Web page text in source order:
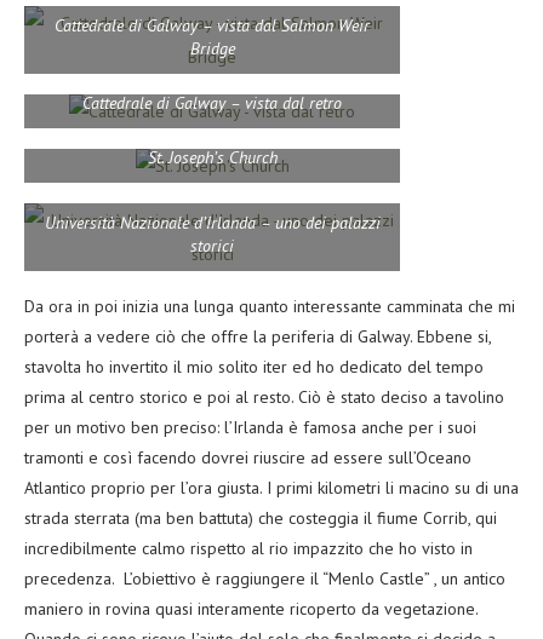
Cattedrale di Galway – vista dal Salmon Weir
Bridge
Cattedrale di Galway – vista dal retro
St. Joseph’s Church
Università Nazionale d’Irlanda – uno dei palazzi
storici
Da ora in poi inizia una lunga quanto interessante camminata che mi
porterà a vedere ciò che offre la periferia di Galway. Ebbene si,
stavolta ho invertito il mio solito iter ed ho dedicato del tempo
prima al centro storico e poi al resto. Ciò è stato deciso a tavolino
per un motivo ben preciso: l’Irlanda è famosa anche per i suoi
tramonti e così facendo dovrei riuscire ad essere sull’Oceano
Atlantico proprio per l’ora giusta. I primi kilometri li macino su di una
strada sterrata (ma ben battuta) che costeggia il fiume Corrib, qui
incredibilmente calmo rispetto al rio impazzito che ho visto in
precedenza. L’obiettivo è raggiungere il “Menlo Castle” , un antico
maniero in rovina quasi interamente ricoperto da vegetazione.